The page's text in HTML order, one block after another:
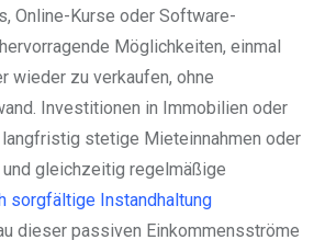
Online-Kurse oder Software-
Möglichkeiten, einmal
wieder zu verkaufen, ohne
Investitionen in Immobilien oder
stetige Mieteinnahmen oder
gleichzeitig regelmäßige
sorgfältige Instandhaltung
dieser passiven Einkommensströme